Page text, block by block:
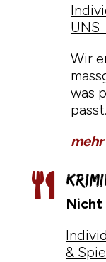
UNS
Wir
was
passt.

Nicht
&